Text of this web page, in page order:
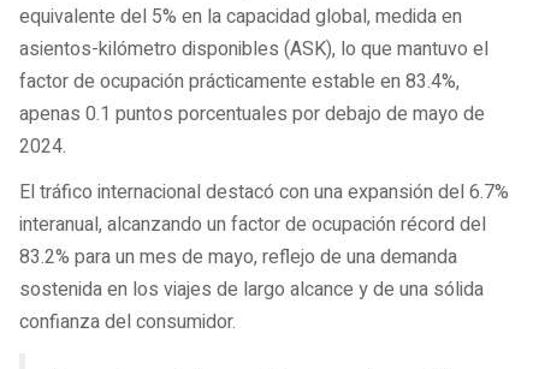
equivalente del 5% en la capacidad global, medida en
asientos-kilómetro disponibles (ASK), lo que mantuvo el
factor de ocupación prácticamente estable en 83.4%,
apenas 0.1 puntos porcentuales por debajo de mayo de
2024.
El tráfico internacional destacó con una expansión del 6.7%
interanual, alcanzando un factor de ocupación récord del
83.2% para un mes de mayo, reflejo de una demanda
sostenida en los viajes de largo alcance y de una sólida
confianza del consumidor.